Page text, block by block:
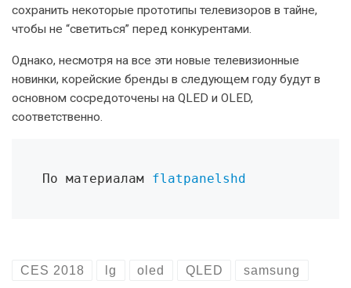
сохранить некоторые прототипы телевизоров в тайне,
чтобы не “светиться” перед конкурентами.
Однако, несмотря на все эти новые телевизионные
новинки, корейские бренды в следующем году будут в
основном сосредоточены на QLED и OLED,
соответственно.
По материалам flatpanelshd
CES 2018 lg oled QLED samsung